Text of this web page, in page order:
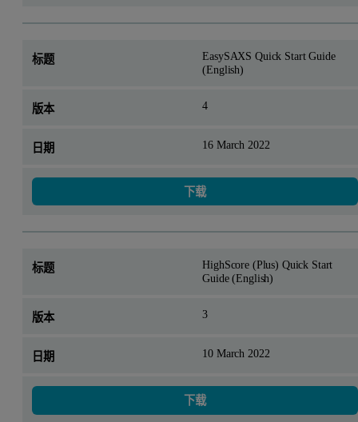
EasySAXS Quick Start Guide
(English)
4
16 March 2022
下载
HighScore (Plus) Quick Start
Guide (English)
3
10 March 2022
下载